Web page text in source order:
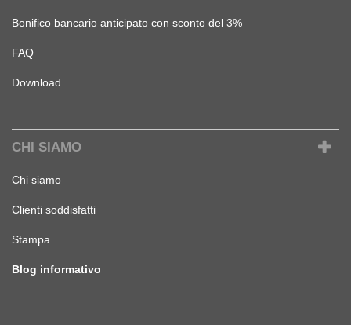
Bonifico bancario anticipato con sconto del 3%
FAQ
Download
CHI SIAMO
Chi siamo
Clienti soddisfatti
Stampa
Blog informativo